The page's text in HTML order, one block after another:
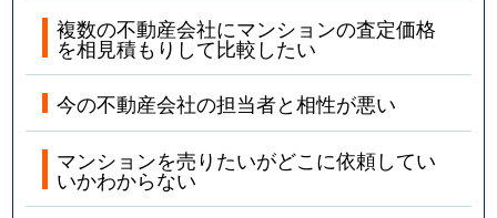
複数の不動産会社にマンションの査定価格
を相見積もりして比較したい
今の不動産会社の担当者と相性が悪い
マンションを売りたいがどこに依頼してい
いかわからない